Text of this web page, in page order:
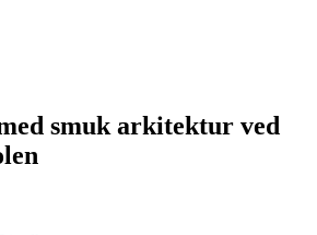
smuk arkitektur ved